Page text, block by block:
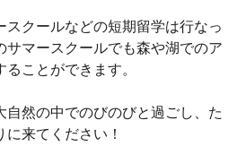
スクールなどの短期留学は行なっ
サマースクールでも森や湖でのア
ことができます。
自然の中でのびのびと過ごし、た
に来てください！